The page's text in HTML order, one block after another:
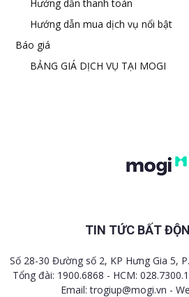
Hướng dẫn thanh toán
Hướng dẫn mua dịch vụ nổi bật
Báo giá
BẢNG GIÁ DỊCH VỤ TẠI MOGI
TIN TỨC BẤT
Số 28-30 Đường số 2, KP Hưng Gia 5,
Tổng đài: 1900.6868 - HCM:
Email:trogiup@mogi.vn -